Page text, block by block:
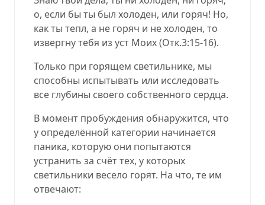
о, если бы ты был холоден, или горяч! Но,
как ты тепл, а не горяч и не холоден, то
извергну тебя из уст Моих(Отк.3:15-16).
Только при горящем светильнике, мы
способны испытывать или исследовать
все глубины своего собственного сердца.
В момент пробуждения обнаружится, что
у определённой категории начинается
паника, которую они попытаются
устранить за счёт тех, у которых
светильники весело горят. На что, те им
отвечают: